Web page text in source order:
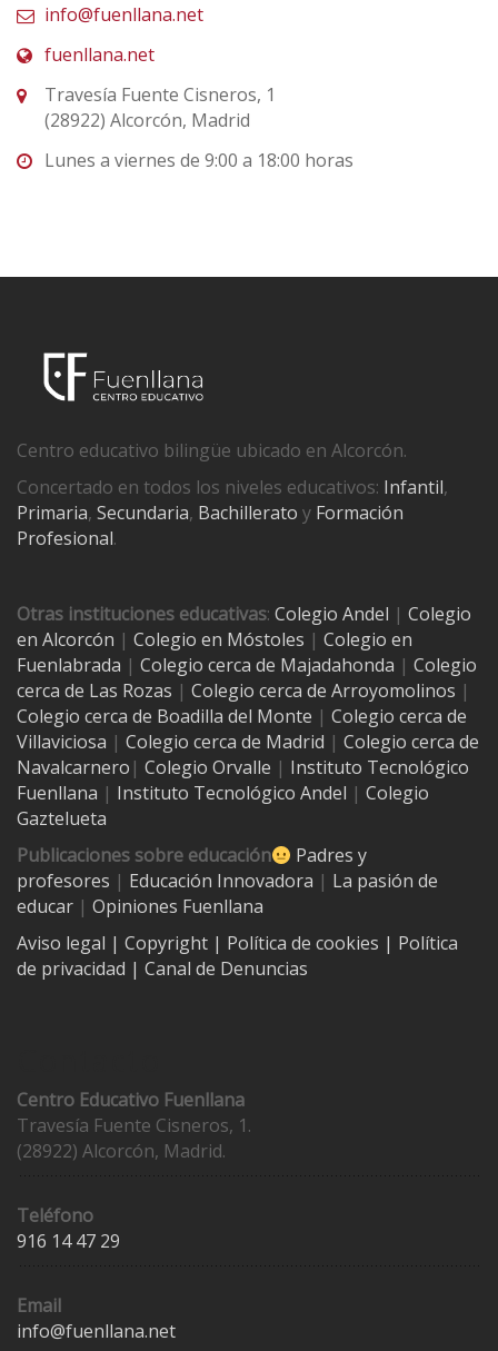
info@fuenllana.net
fuenllana.net
Travesía Fuente Cisneros, 1
(28922) Alcorcón, Madrid
Lunes a viernes de 9:00 a 18:00 horas
Centro educativo bilingüe ubicado en Alcorcón.
Concertado en todos los niveles educativos: Infantil,
Primaria, Secundaria, Bachillerato y Formación
Profesional.
Otras instituciones educativas: Colegio Andel | Colegio
en Alcorcón | Colegio en Móstoles | Colegio en
Fuenlabrada | Colegio cerca de Majadahonda | Colegio
cerca de Las Rozas | Colegio cerca de Arroyomolinos |
Colegio cerca de Boadilla del Monte | Colegio cerca de
Villaviciosa | Colegio cerca de Madrid | Colegio cerca de
Navalcarnero | Colegio Orvalle | Instituto Tecnológico
Fuenllana | Instituto Tecnológico Andel | Colegio
Gaztelueta
Publicaciones sobre educación
Padres y
profesores | Educación Innovadora | La pasión de
educar | Opiniones Fuenllana
Aviso legal | Copyright | Política de cookies | Política
de privacidad | Canal de Denuncias
Centro Educativo Fuenllana
Travesía Fuente Cisneros, 1.
(28922) Alcorcón, Madrid.
Teléfono
916 14 47 29
Email
info@fuenllana.net